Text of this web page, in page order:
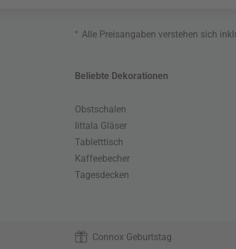
* Alle Preisangaben verstehen sich
Beliebte Dekorationen
Obstschalen
Iittala Gläser
Tabletttisch
Kaffeebecher
Tagesdecken
Connox Geburtstag